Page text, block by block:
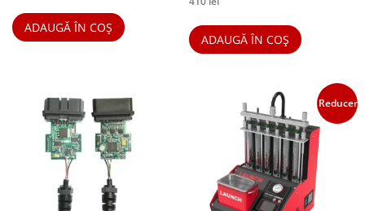
ADAUGĂ ÎN COȘ
ADAUGĂ ÎN COȘ
Reduceri!